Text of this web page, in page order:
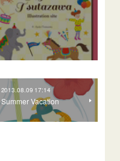
2013.08.09 17:14
Summer Vacation